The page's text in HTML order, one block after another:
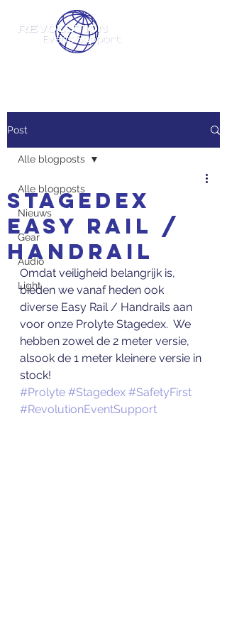
Post
Alle blogposts
Nieuws
Gear
Audio
Light
Alle blogposts
Stagedex
Easy Rail /
Handrail
Omdat veiligheid belangrijk is,
bieden we vanaf heden ook
diverse Easy Rail / Handrails aan
voor onze Prolyte Stagedex.  We
hebben zowel de 2 meter versie,
alsook de 1 meter kleinere versie in
stock!
#Prolyte #Stagedex #SafetyFirst
#RevolutionEventSupport